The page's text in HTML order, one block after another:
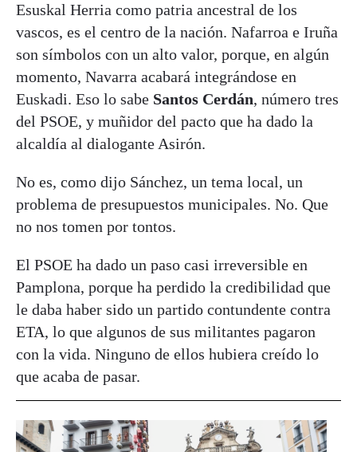
Esuskal Herria como patria ancestral de los
vascos, es el centro de la nación. Nafarroa e Iruña
son símbolos con un alto valor, porque, en algún
momento, Navarra acabará integrándose en
Euskadi. Eso lo sabe Santos Cerdán, número tres
del PSOE, y muñidor del pacto que ha dado la
alcaldía al dialogante Asirón.
No es, como dijo Sánchez, un tema local, un
problema de presupuestos municipales. No. Que
no nos tomen por tontos.
El PSOE ha dado un paso casi irreversible en
Pamplona, porque ha perdido la credibilidad que
le daba haber sido un partido contundente contra
ETA, lo que algunos de sus militantes pagaron
con la vida. Ninguno de ellos hubiera creído lo
que acaba de pasar.